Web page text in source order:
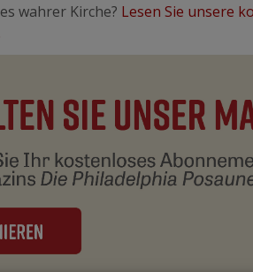
wahrer Kirche? Lesen Sie unsere